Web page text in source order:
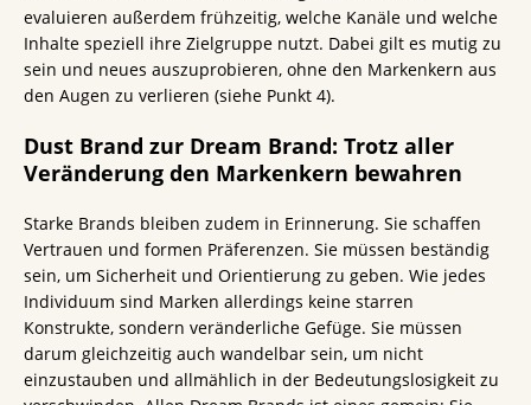
evaluieren außerdem frühzeitig, welche Kanäle und welche
Inhalte speziell ihre Zielgruppe nutzt. Dabei gilt es mutig zu
sein und neues auszuprobieren, ohne den Markenkern aus
den Augen zu verlieren (siehe Punkt 4).
Dust Brand zur Dream Brand: Trotz aller
Veränderung den Markenkern bewahren
Starke Brands bleiben zudem in Erinnerung. Sie schaffen
Vertrauen und formen Präferenzen. Sie müssen beständig
sein, um Sicherheit und Orientierung zu geben. Wie jedes
Individuum sind Marken allerdings keine starren
Konstrukte, sondern veränderliche Gefüge. Sie müssen
darum gleichzeitig auch wandelbar sein, um nicht
einzustauben und allmählich in der Bedeutungslosigkeit zu